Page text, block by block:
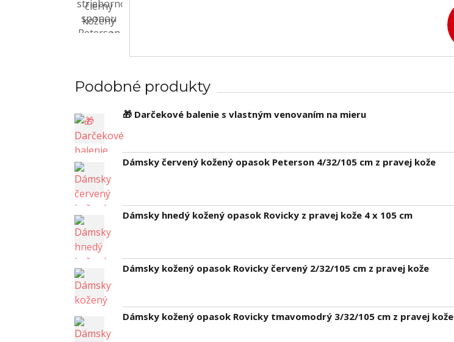
Podobné produkty
🎁 Darčekové balenie s vlastným venovaním na mieru
Dámsky červený kožený opasok Peterson 4/32/105 cm z pravej kože
Dámsky hnedý kožený opasok Rovicky z pravej kože 4 x 105 cm
Dámsky kožený opasok Rovicky červený 2/32/105 cm z pravej kože
Dámsky kožený opasok Rovicky tmavomodrý 3/32/105 cm z pravej kože